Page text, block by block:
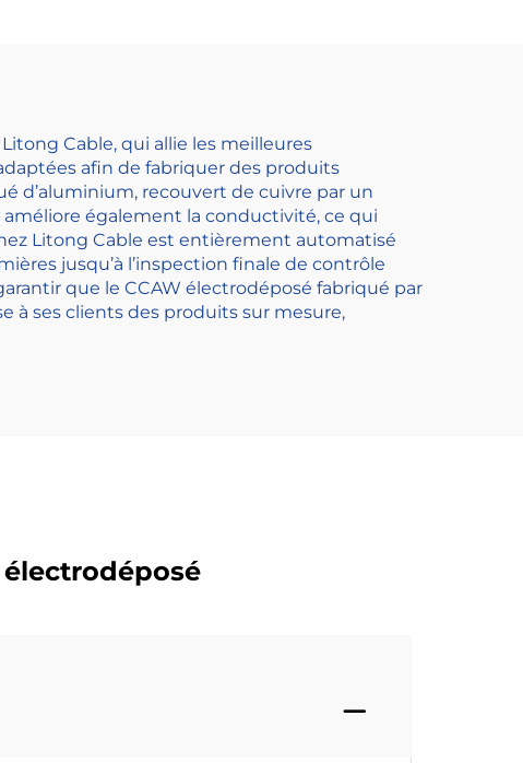
Cable, qui allie les meilleures
afin de fabriquer des produits
d’aluminium, recouvert de cuivre par un
améliore également la conductivité, ce qui
Litong Cable est entièrement automatisé
jusqu’à l’inspection finale de contrôle
que le CCAW électrodéposé fabriqué par
à ses clients des produits sur mesure,